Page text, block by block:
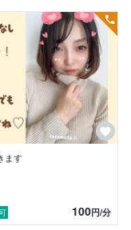
ます
100円/分